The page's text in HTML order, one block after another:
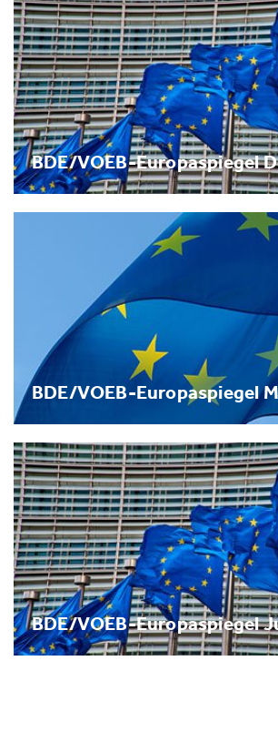
BDE/VOEB-Europaspiegel
BDE/VOEB-Europaspiegel
BDE/VOEB-Europaspiegel